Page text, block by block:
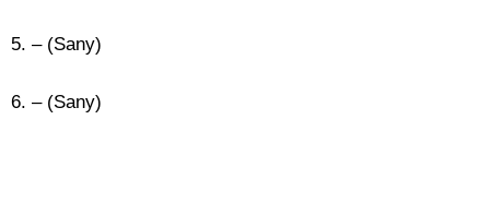
5. – (Sany)
6. – (Sany)